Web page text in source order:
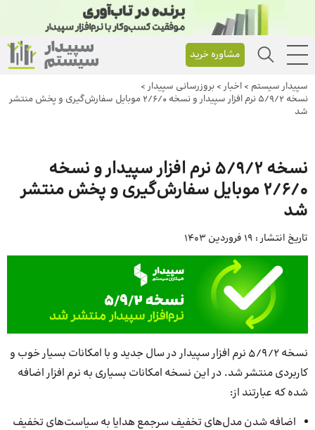
مشاوره خرید
سپیدار سیستم > اخبار> بروزرسانی سپیدار>
نسخه 5/9/2 نرم افزار سپیدار و نسخه 2/6/0 موبایل سفارش‌گیری و پخش منتشر
شد
نسخه 5/9/2 نرم افزار سپیدار و نسخه
2/6/0 موبایل سفارش‌گیری و پخش منتشر
شد
تاریخ انتشار : 19 فروردین 1403
نسخه 5/9/2 نرم افزار سپیدار در سال جدید و با امکانات بسیار خوب و
کاربردی منتشر شد. در این نسخه امکانات بسیاری به نرم افزار اضافه
شده که عبارتند از:
اضافه شدن مدل‌های تخفیف سرجمع هدایا به سیاست‌های تخفیف